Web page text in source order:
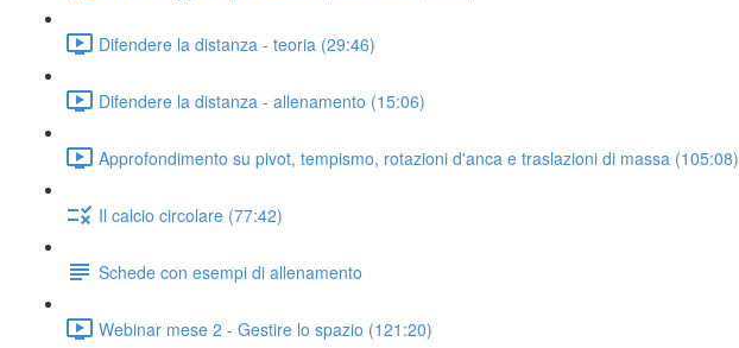
Difendere la distanza - teoria (29:46)
Difendere la distanza - allenamento (15:06)
Approfondimento su pivot, tempismo, rotazioni d'anca e traslazioni di massa (105:08)
Il calcio circolare (77:42)
Schede con esempi di allenamento
Webinar mese 2 - Gestire lo spazio (121:20)